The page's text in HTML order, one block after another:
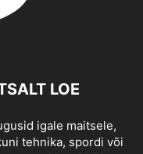
LOE
igale maitsele,
tehnika, spordi või